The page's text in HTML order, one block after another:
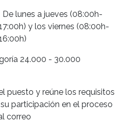
lunes a jueves (08:00h-
y los viernes (08:00h-
24.000 - 30.000
puesto y reúne los requisitos
participación en el proceso
correo